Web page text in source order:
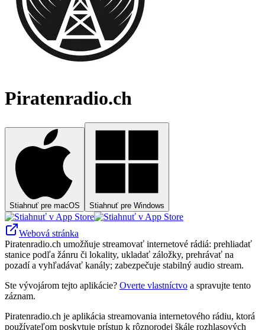
Piratenradio.ch
Stiahnuť pre macOS Stiahnuť pre Windows
Webová stránka
Piratenradio.ch umožňuje streamovať internetové rádiá: prehliadať
stanice podľa žánru či lokality, ukladať záložky, prehrávať na
pozadí a vyhľadávať kanály; zabezpečuje stabilný audio stream.
Ste vývojárom tejto aplikácie? Overte vlastníctvo a spravujte tento
záznam.
Piratenradio.ch je aplikácia streamovania internetového rádiu, ktorá
používateľom poskytuje prístup k rôznorodej škále rozhlasových